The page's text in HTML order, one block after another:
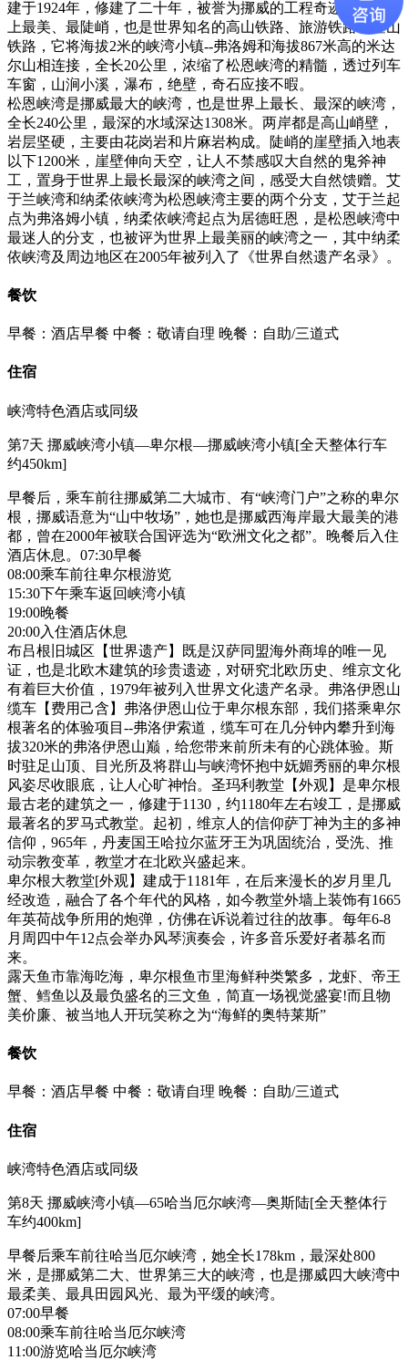
建于1924年，修建了二十年，被誉为挪威的工程奇迹，是世界
上最美、最陡峭，也是世界知名的高山铁路、旅游铁路和登山
铁路，它将海拔2米的峡湾小镇--弗洛姆和海拔867米高的米达
尔山相连接，全长20公里，浓缩了松恩峡湾的精髓，透过列车
车窗，山涧小溪，瀑布，绝壁，奇石应接不暇。
松恩峡湾是挪威最大的峡湾，也是世界上最长、最深的峡湾，
全长240公里，最深的水域深达1308米。两岸都是高山峭壁，
岩层坚硬，主要由花岗岩和片麻岩构成。陡峭的崖壁插入地表
以下1200米，崖壁伸向天空，让人不禁感叹大自然的鬼斧神
工，置身于世界上最长最深的峡湾之间，感受大自然馈赠。艾
于兰峡湾和纳柔依峡湾为松恩峡湾主要的两个分支，艾于兰起
点为弗洛姆小镇，纳柔依峡湾起点为居德旺恩，是松恩峡湾中
最迷人的分支，也被评为世界上最美丽的峡湾之一，其中纳柔
依峡湾及周边地区在2005年被列入了《世界自然遗产名录》。
餐饮
早餐：酒店早餐 中餐：敬请自理 晚餐：自助/三道式
住宿
峡湾特色酒店或同级
第7天 挪威峡湾小镇—卑尔根—挪威峡湾小镇[全天整体行车
约450km]
早餐后，乘车前往挪威第二大城市、有“峡湾门户”之称的卑尔
根，挪威语意为“山中牧场”，她也是挪威西海岸最大最美的港
都，曾在2000年被联合国评选为“欧洲文化之都”。晚餐后入住
酒店休息。07:30早餐
08:00乘车前往卑尔根游览
15:30下午乘车返回峡湾小镇
19:00晚餐
20:00入住酒店休息
布吕根旧城区【世界遗产】既是汉萨同盟海外商埠的唯一见
证，也是北欧木建筑的珍贵遗迹，对研究北欧历史、维京文化
有着巨大价值，1979年被列入世界文化遗产名录。弗洛伊恩山
缆车【费用己含】弗洛伊恩山位于卑尔根东部，我们搭乘卑尔
根著名的体验项目--弗洛伊索道，缆车可在几分钟内攀升到海
拔320米的弗洛伊恩山巅，给您带来前所未有的心跳体验。斯
时驻足山顶、目光所及将群山与峡湾怀抱中妩媚秀丽的卑尔根
风姿尽收眼底，让人心旷神怡。圣玛利教堂【外观】是卑尔根
最古老的建筑之一，修建于1130，约1180年左右竣工，是挪威
最著名的罗马式教堂。起初，维京人的信仰萨丁神为主的多神
信仰，965年，丹麦国王哈拉尔蓝牙王为巩固统治，受洗、推
动宗教变革，教堂才在北欧兴盛起来。
卑尔根大教堂[外观】建成于1181年，在后来漫长的岁月里几
经改造，融合了各个年代的风格，如今教堂外墙上装饰有1665
年英荷战争所用的炮弹，仿佛在诉说着过往的故事。每年6-8
月周四中午12点会举办风琴演奏会，许多音乐爱好者慕名而
来。
露天鱼市靠海吃海，卑尔根鱼市里海鲜种类繁多，龙虾、帝王
蟹、鳕鱼以及最负盛名的三文鱼，简直一场视觉盛宴!而且物
美价廉、被当地人开玩笑称之为“海鲜的奥特莱斯”
餐饮
早餐：酒店早餐 中餐：敬请自理 晚餐：自助/三道式
住宿
峡湾特色酒店或同级
第8天 挪威峡湾小镇—65哈当厄尔峡湾—奥斯陆[全天整体行
车约400km]
早餐后乘车前往哈当厄尔峡湾，她全长178km，最深处800
米，是挪威第二大、世界第三大的峡湾，也是挪威四大峡湾中
最柔美、最具田园风光、最为平缓的峡湾。
07:00早餐
08:00乘车前往哈当厄尔峡湾
11:00游览哈当厄尔峡湾